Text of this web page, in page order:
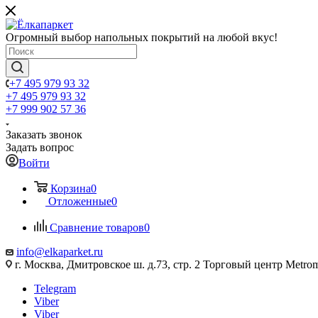
Огромный выбор напольных покрытий на любой вкус!
+7 495 979 93 32
+7 495 979 93 32
+7 999 902 57 36
Заказать звонок
Задать вопрос
Войти
Корзина0
Отложенные0
Сравнение товаров0
info@elkaparket.ru
г. Москва, Дмитровское ш. д.73, стр. 2 Торговый центр
Telegram
Viber
Viber